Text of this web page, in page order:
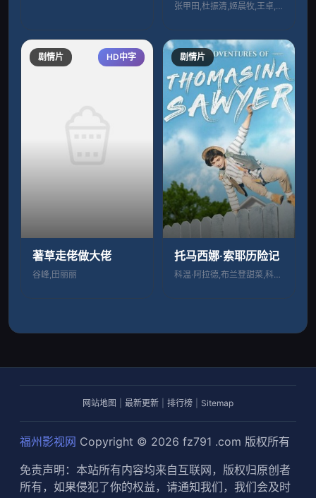
张甲田,杜振清,姬晨牧,王卓,褚栓忠
剧情片 HD中字
著草走佬做大佬
谷峰,田丽丽
剧情片
托马西娜·索耶历险记
科温·阿拉德,布兰登甜菜,科里·本特
网站地图 最新更新 排行榜 Sitemap
福州影视网 Copyright © 2026 fz791 .com 版权所有
免责声明：本站所有内容均来自互联网，版权归原创者
所有，如果侵犯了你的权益，请通知我们，我们会及时